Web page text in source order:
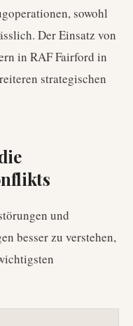
sowohl
Der Einsatz von
in RAF Fairford in
strategischen
und
besser zu verstehen,